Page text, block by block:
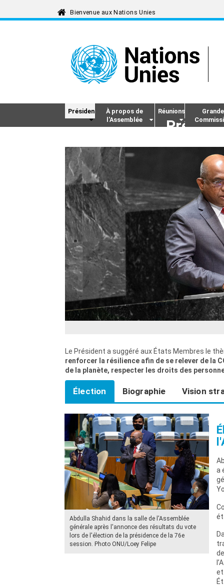
Président
À propos de
l'Assemblée
Réunions
Assemblée
Le Président a suggéré aux États Membres le
renforcer la résilience afin de se relever de la
de la planète, respecter les droits des
Élection Biographie Vision
Abdulla Shahid dans la salle de l'Assemblée
générale après l'annonce des résultats du vote
lors de l'élection de la présidence de la 76e
session. Photo ONU/Loey Felipe
a